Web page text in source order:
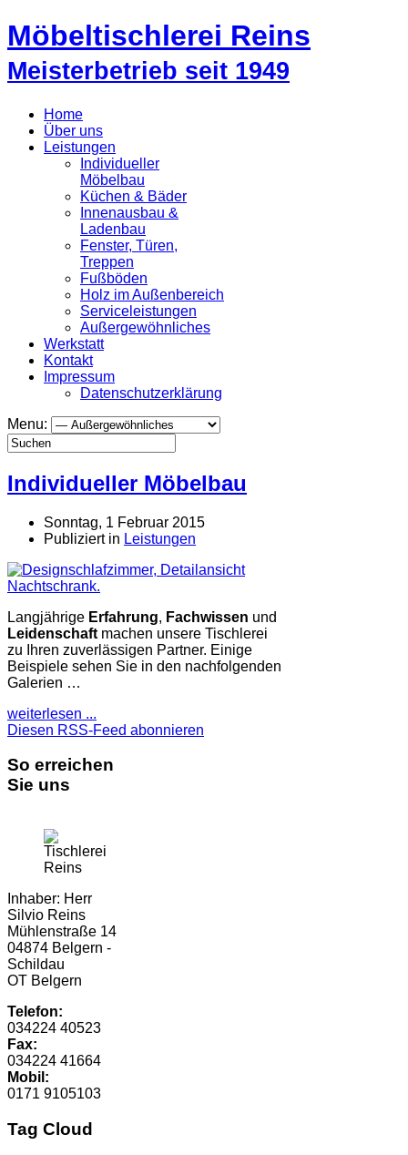
Möbeltischlerei Reins
Meisterbetrieb seit 1949
Home
Über uns
Leistungen
Individueller
Möbelbau
Küchen & Bäder
Innenausbau &
Ladenbau
Fenster, Türen,
Treppen
Fußböden
Holz im Außenbereich
Serviceleistungen
Außergewöhnliches
Werkstatt
Kontakt
Impressum
Datenschutzerklärung
Menu:
Individueller Möbelbau
Sonntag, 1 Februar 2015
Publiziert in Leistungen
Langjährige Erfahrung, Fachwissen und
Leidenschaft machen unsere Tischlerei
zu Ihren zuverlässigen Partner. Einige
Beispiele sehen Sie in den nachfolgenden
Galerien …
weiterlesen ...
Diesen RSS-Feed abonnieren
So erreichen
Sie uns
Inhaber: Herr
Silvio Reins
Mühlenstraße 14
04874 Belgern -
Schildau
OT Belgern
Telefon:
034224 40523
Fax:
034224 41664
Mobil:
0171 9105103
Tag Cloud